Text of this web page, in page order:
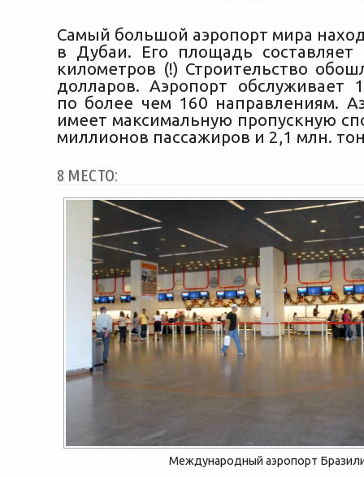
Самый большой аэропорт мира
в Дубаи. Его площадь составляет
километров (!) Строительство
долларов. Аэропорт обслуживает
по более чем 160 направлениям.
имеет максимальную пропускную
миллионов пассажиров и 2,1 млн.
8 МЕСТО:
Международный аэропорт